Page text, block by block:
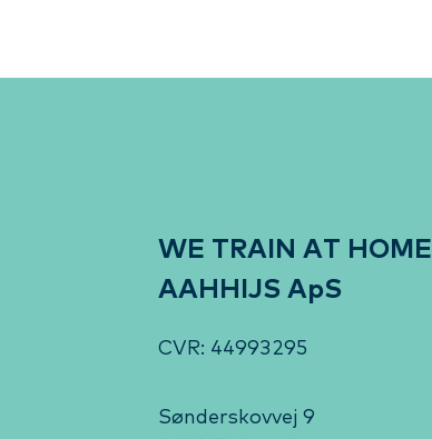
WE TRAIN AT HOME
AAHHIJS ApS
CVR: 44993295
Sønderskovvej 9